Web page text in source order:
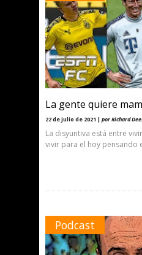
La gente quiere
22 de julio de 2021 | por Richard
La disyuntiva está entre
vivir para el hoy pensando
Podcast